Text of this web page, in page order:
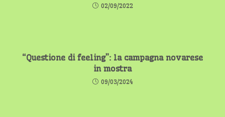
02/09/2022
“Questione di feeling”: la campagna novarese
in mostra
09/03/2024